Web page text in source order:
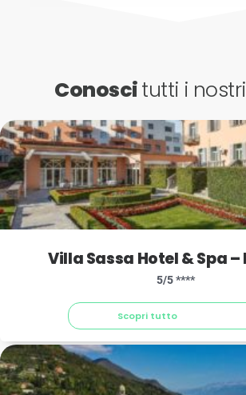
Conoscitutti i nostri
Villa Sassa Hotel & Spa –
5/5 ****
Scopri tutto